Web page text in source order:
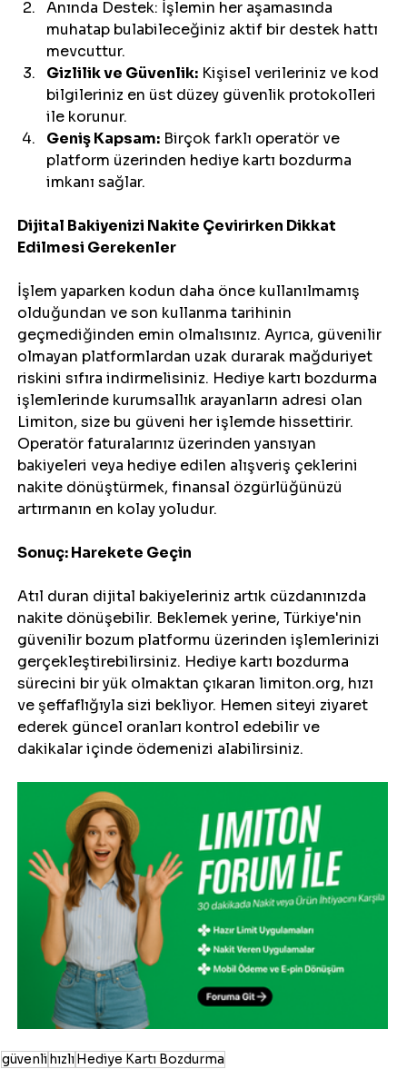
Anında Destek: İşlemin her aşamasında
muhatap bulabileceğiniz aktif bir destek hattı
mevcuttur.
Gizlilik ve Güvenlik: Kişisel verileriniz ve kod
bilgileriniz en üst düzey güvenlik protokolleri
ile korunur.
Geniş Kapsam: Birçok farklı operatör ve
platform üzerinden hediye kartı bozdurma
imkanı sağlar.
Dijital Bakiyenizi Nakite Çevirirken Dikkat
Edilmesi Gerekenler
İşlem yaparken kodun daha önce kullanılmamış
olduğundan ve son kullanma tarihinin
geçmediğinden emin olmalısınız. Ayrıca, güvenilir
olmayan platformlardan uzak durarak mağduriyet
riskini sıfıra indirmelisiniz. Hediye kartı bozdurma
işlemlerinde kurumsallık arayanların adresi olan
Limiton, size bu güveni her işlemde hissettirir.
Operatör faturalarınız üzerinden yansıyan
bakiyeleri veya hediye edilen alışveriş çeklerini
nakite dönüştürmek, finansal özgürlüğünüzü
artırmanın en kolay yoludur.
Sonuç: Harekete Geçin
Atıl duran dijital bakiyeleriniz artık cüzdanınızda
nakite dönüşebilir. Beklemek yerine, Türkiye'nin
güvenilir bozum platformu üzerinden işlemlerinizi
gerçekleştirebilirsiniz. Hediye kartı bozdurma
sürecini bir yük olmaktan çıkaran limiton.org, hızı
ve şeffaflığıyla sizi bekliyor. Hemen siteyi ziyaret
ederek güncel oranları kontrol edebilir ve
dakikalar içinde ödemenizi alabilirsiniz.
güvenli hızlı Hediye Kartı Bozdurma